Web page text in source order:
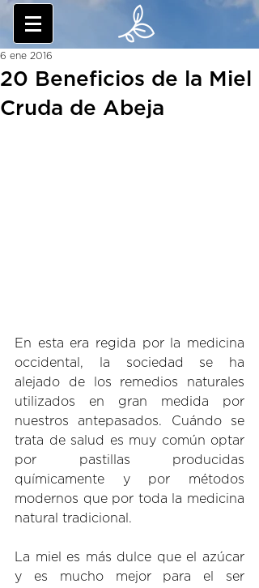
20 Beneficios de la Miel
Cruda de Abeja
6 ene 2016
En esta era regida por la medicina
occidental, la sociedad se ha
alejado de los remedios naturales
utilizados en gran medida por
nuestros antepasados. Cuándo se
trata de salud es muy común optar
por pastillas producidas
químicamente y por métodos
modernos que por toda la medicina
natural tradicional.
La miel es más dulce que el azúcar
y es mucho mejor para el ser